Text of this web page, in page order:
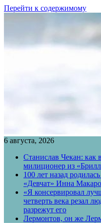
Перейти к содержимому
6 августа, 2026
Станислав Чекан: как
милиционер из
100 лет назад
«Девчат» Инна
«Я консервировал
четверть века резал
разрежут его
Лермонтов, он же